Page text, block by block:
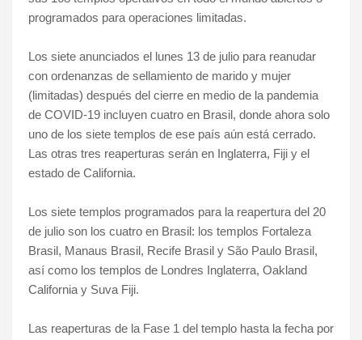
programados para operaciones limitadas.
Los siete anunciados el lunes 13 de julio para reanudar
con ordenanzas de sellamiento de marido y mujer
(limitadas) después del cierre en medio de la pandemia
de COVID-19 incluyen cuatro en Brasil, donde ahora solo
uno de los siete templos de ese país aún está cerrado.
Las otras tres reaperturas serán en Inglaterra, Fiji y el
estado de California.
Los siete templos programados para la reapertura del 20
de julio son los cuatro en Brasil: los templos Fortaleza
Brasil, Manaus Brasil, Recife Brasil y São Paulo Brasil,
así como los templos de Londres Inglaterra, Oakland
California y Suva Fiji.
Las reaperturas de la Fase 1 del templo hasta la fecha por